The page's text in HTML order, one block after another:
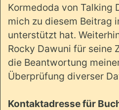
Kormedoda von Talking
mich zu diesem Beitrag
unterstützt hat.
Rocky Dawuni für seine
die Beantwortung
Überprüfung diverser
Kontaktadresse für